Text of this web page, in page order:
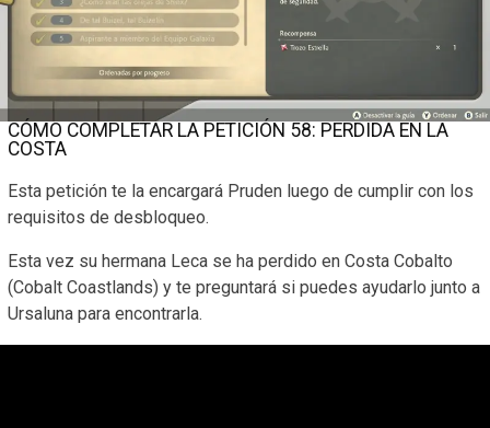
CÓMO COMPLETAR LA PETICIÓN 58: PERDIDA EN LA
COSTA
Esta petición te la encargará Pruden luego de cumplir con los
requisitos de desbloqueo.
Esta vez su hermana Leca se ha perdido en Costa Cobalto
(Cobalt Coastlands) y te preguntará si puedes ayudarlo junto a
Ursaluna para encontrarla.